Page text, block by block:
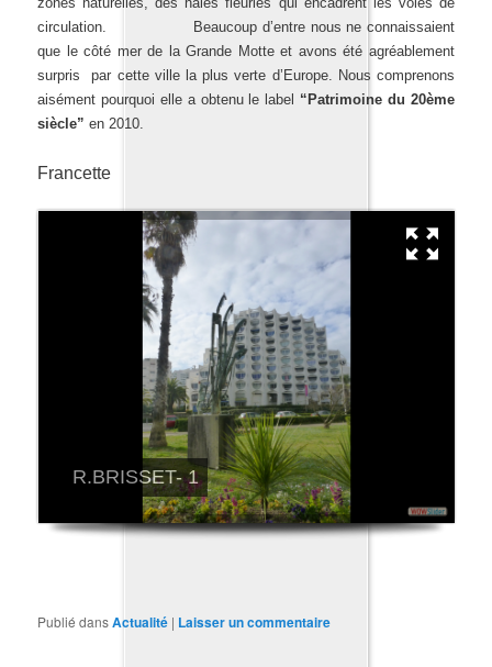
circulation. Beaucoup d’entre nous ne connaissaient
que le côté mer de la Grande Motte et avons été agréablement
surpris par cette ville la plus verte d’Europe. Nous comprenons
aisément pourquoi elle a obtenu le label “Patrimoine du 20ème
siècle” en 2010.
Francette
R.BRISSET- 1
Publié dansActualité | Laisser un commentaire